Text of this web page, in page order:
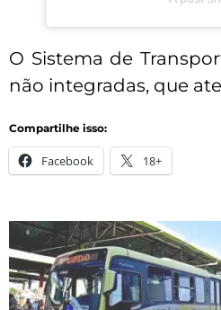
O Sistema de
não integradas, que
Compartilhe isso:
Facebook 18+